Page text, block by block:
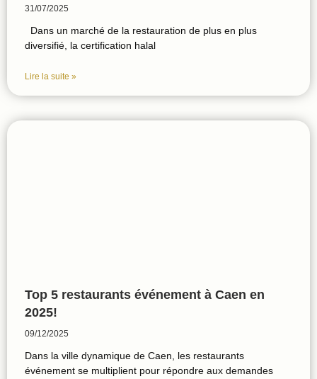
31/07/2025
Dans un marché de la restauration de plus en plus
diversifié, la certification halal
Lire la suite »
Top 5 restaurants événement à Caen en
2025!
09/12/2025
Dans la ville dynamique de Caen, les restaurants
événement se multiplient pour répondre aux demandes